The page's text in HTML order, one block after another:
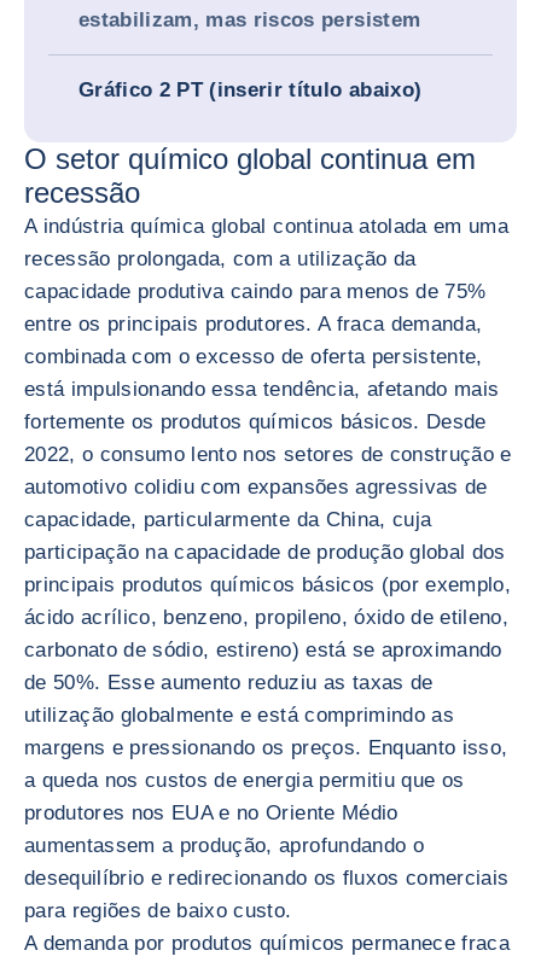
estabilizam, mas riscos persistem
Gráfico 2 PT (inserir título abaixo)
O setor químico global continua em
recessão
A indústria química global continua atolada em uma
recessão prolongada, com a utilização da
capacidade produtiva caindo para menos de 75%
entre os principais produtores. A fraca demanda,
combinada com o excesso de oferta persistente,
está impulsionando essa tendência, afetando mais
fortemente os produtos químicos básicos. Desde
2022, o consumo lento nos setores de construção e
automotivo colidiu com expansões agressivas de
capacidade, particularmente da China, cuja
participação na capacidade de produção global dos
principais produtos químicos básicos (por exemplo,
ácido acrílico, benzeno, propileno, óxido de etileno,
carbonato de sódio, estireno) está se aproximando
de 50%. Esse aumento reduziu as taxas de
utilização globalmente e está comprimindo as
margens e pressionando os preços. Enquanto isso,
a queda nos custos de energia permitiu que os
produtores nos EUA e no Oriente Médio
aumentassem a produção, aprofundando o
desequilíbrio e redirecionando os fluxos comerciais
para regiões de baixo custo.
A demanda por produtos químicos permanece fraca